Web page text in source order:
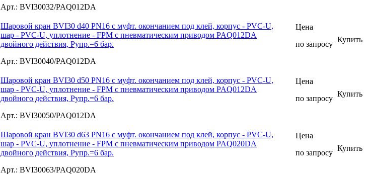
Арт.: BVI30032/PAQ012DA
Шаровой кран BVI30 d40 PN16 с муфт. окончанием под клей, корпус - PVC-U,
шар - PVC-U, уплотнение - FPM с пневматическим приводом PAQ012DA
двойного действия, Рупр.=6 бар.
Арт.: BVI30040/PAQ012DA
Цена
по запросу
Купить
Шаровой кран BVI30 d50 PN16 с муфт. окончанием под клей, корпус - PVC-U,
шар - PVC-U, уплотнение - FPM с пневматическим приводом PAQ012DA
двойного действия, Рупр.=6 бар.
Арт.: BVI30050/PAQ012DA
Цена
по запросу
Купить
Шаровой кран BVI30 d63 PN16 с муфт. окончанием под клей, корпус - PVC-U,
шар - PVC-U, уплотнение - FPM с пневматическим приводом PAQ020DA
двойного действия, Рупр.=6 бар.
Арт.: BVI30063/PAQ020DA
Цена
по запросу
Купить